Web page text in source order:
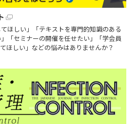
てほしい」「テキストを専門的知識のある
「セミナーの開催を任せたい」「学会員
ほしい」などの悩みはありませんか？